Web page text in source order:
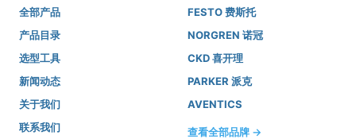
全部产品
产品目录
选型工具
新闻动态
关于我们
联系我们
FESTO 费斯托
NORGREN 诺冠
CKD 喜开理
PARKER 派克
AVENTICS
查看全部品牌 →